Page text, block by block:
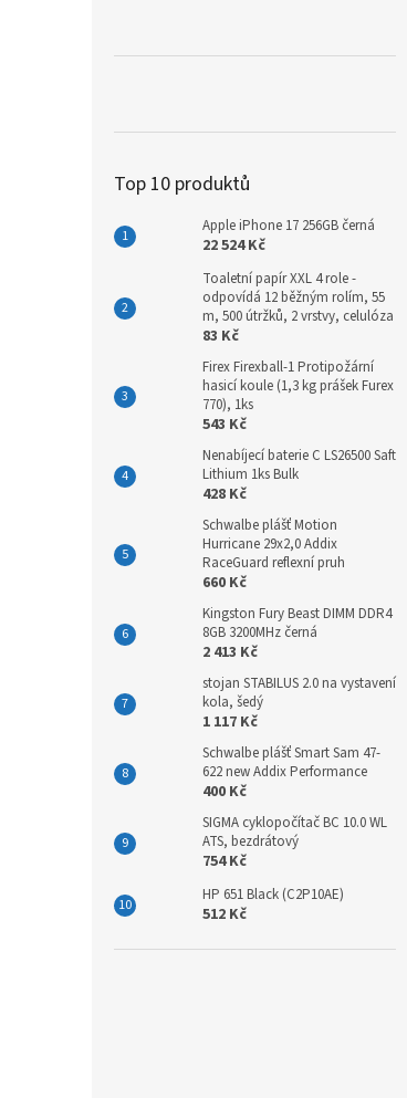
Top 10 produktů
Apple iPhone 17 256GB černá
22 524 Kč
Toaletní papír XXL 4 role -
odpovídá 12 běžným rolím, 55
m, 500 útržků, 2 vrstvy, celulóza
83 Kč
Firex Firexball-1 Protipožární
hasicí koule (1,3 kg prášek Furex
770), 1ks
543 Kč
Nenabíjecí baterie C LS26500 Saft
Lithium 1ks Bulk
428 Kč
Schwalbe plášť Motion
Hurricane 29x2,0 Addix
RaceGuard reflexní pruh
660 Kč
Kingston Fury Beast DIMM DDR4
8GB 3200MHz černá
2 413 Kč
stojan STABILUS 2.0 na vystavení
kola, šedý
1 117 Kč
Schwalbe plášť Smart Sam 47-
622 new Addix Performance
400 Kč
SIGMA cyklopočítač BC 10.0 WL
ATS, bezdrátový
754 Kč
HP 651 Black (C2P10AE)
512 Kč